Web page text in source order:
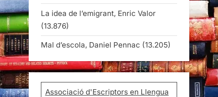
La idea de l’emigrant, Enric Valor
(13.876)
Mal d’escola, Daniel Pennac (13.205)
Associació d'Escriptors en Llengua